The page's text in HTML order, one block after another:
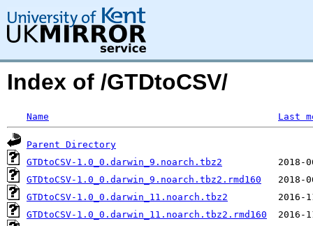
Index of /GTDtoCSV/
Name Last
Parent Directory
GTDtoCSV-1.0_0.darwin_9.noarch.tbz2
GTDtoCSV-1.0_0.darwin_9.noarch.tbz2.rmd160
GTDtoCSV-1.0_0.darwin_11.noarch.tbz2
GTDtoCSV-1.0_0.darwin_11.noarch.tbz2.rmd160